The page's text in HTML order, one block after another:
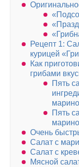
Рецепт 1:
курицей
Как
грибами
Пять
Пять
Очень
Салат с
Салат с
Мясной